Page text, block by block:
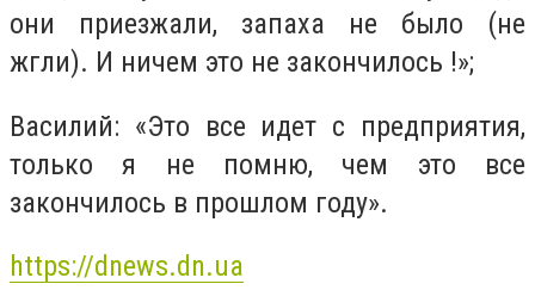
они приезжали, запаха не было (не
жгли). И ничем это не закончилось !»;
Василий: «Это все идет с предприятия,
только я не помню, чем это все
закончилось в прошлом году».
https://dnews.dn.ua